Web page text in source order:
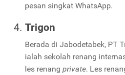
pesan singkat WhatsApp.
Trigon
Berada di Jabodetabek, PT
ialah sekolah renang
les renang private. Les